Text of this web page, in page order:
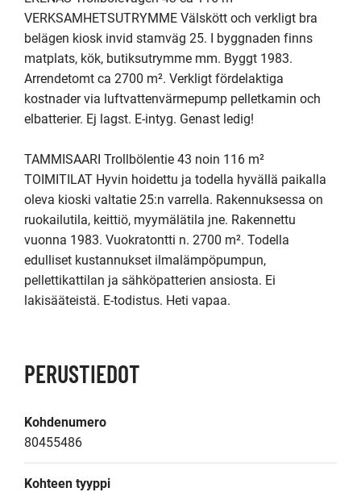
VERKSAMHETSUTRYMME Välskött och verkligt bra
belägen kiosk invid stamväg 25. I byggnaden finns
matplats, kök, butiksutrymme mm. Byggt 1983.
Arrendetomt ca 2700 m². Verkligt fördelaktiga
kostnader via luftvattenvärmepump pelletkamin och
elbatterier. Ej lagst. E-intyg. Genast ledig!
TAMMISAARI Trollbölentie 43 noin 116 m²
TOIMITILAT Hyvin hoidettu ja todella hyvällä paikalla
oleva kioski valtatie 25:n varrella. Rakennuksessa on
ruokailutila, keittiö, myymälätila jne. Rakennettu
vuonna 1983. Vuokratontti n. 2700 m². Todella
edulliset kustannukset ilmalämpöpumpun,
pellettikattilan ja sähköpatterien ansiosta. Ei
PERUSTIEDOT
Kohdenumero
80455486
Kohteen tyyppi